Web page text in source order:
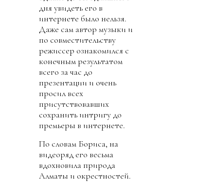
дня увидеть его в
интернете было нельзя.
Даже сам автор музыки и
по совместительству
режиссер ознакомился с
конечным результатом
всего за час до
презентации и очень
просил всех
присутствовавших
сохранить интригу до
премьеры в интернете.
По словам Бориса, на
видеоряд его весьма
вдохновила природа
Алматы и окрестностей.